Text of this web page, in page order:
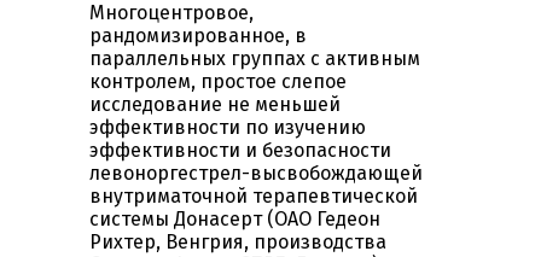
Многоцентровое,
рандомизированное, в
параллельных группах с активным
контролем, простое слепое
исследование не меньшей
эффективности по изучению
эффективности и безопасности
левоноргестрел-высвобождающей
внутриматочной терапевтической
системы Донасерт (ОАО Гедеон
Рихтер, Венгрия, производства